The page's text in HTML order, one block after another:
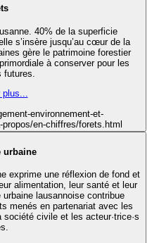
40% de la superficie
s’insère jusqu’au cœur de la
gère le patrimoine forestier
à conserver pour les
futures.
plus...
environnement-et-
en-chiffres/forets.html
urbaine
exprime une réflexion de fond et
alimentation, leur santé et leur
lausannoise contribue
menés en partenariat avec les
société civile et les acteur·trice·s